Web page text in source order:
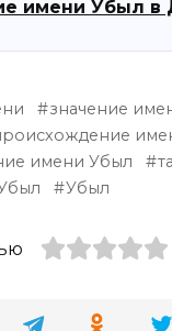
имени Убыл в
значение
имени Убыл
Убыл